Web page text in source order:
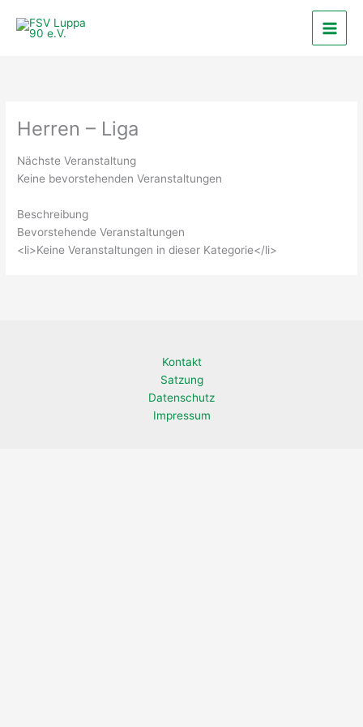
Inhalt
Herren – Liga
Nächste Veranstaltung
Keine bevorstehenden Veranstaltungen
Beschreibung
Bevorstehende Veranstaltungen
<li>Keine Veranstaltungen in dieser Kategorie</li>
Kontakt
Satzung
Datenschutz
Impressum